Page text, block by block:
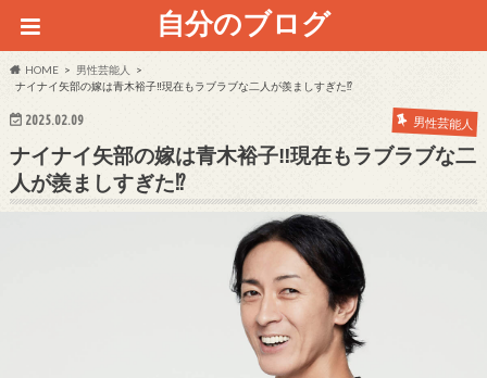
自分のブログ
HOME
男性芸能人
ナイナイ矢部の嫁は青木裕子‼現在もラブラブな二人が羨ましすぎた⁉
2025.02.09 男性芸能人
ナイナイ矢部の嫁は青木裕子‼現在もラブラブな二
人が羨ましすぎた⁉